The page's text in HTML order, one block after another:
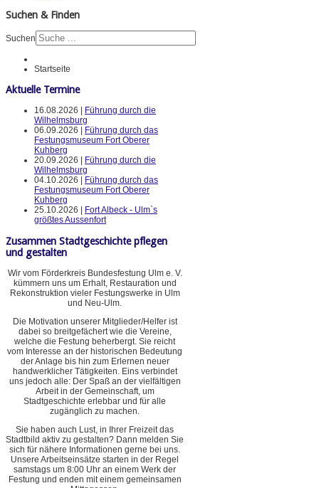
Suchen & Finden
Suchen
Startseite
Aktuelle Termine
16.08.2026 |
Führung durch die
Wilhelmsburg
06.09.2026 |
Führung durch das
Festungsmuseum Fort Oberer
Kuhberg
20.09.2026 |
Führung durch die
Wilhelmsburg
04.10.2026 |
Führung durch das
Festungsmuseum Fort Oberer
Kuhberg
25.10.2026 |
Fort Albeck - Ulm`s
größtes Aussenfort
Zusammen Stadtgeschichte pflegen
und gestalten
Wir vom Förderkreis Bundesfestung Ulm e. V.
kümmern uns um Erhalt, Restauration und
Rekonstruktion vieler Festungswerke in Ulm
und Neu-Ulm.
Die Motivation unserer Mitglieder/Helfer ist
dabei so breitgefächert wie die Vereine,
welche die Festung beherbergt. Sie reicht
vom Interesse an der historischen Bedeutung
der Anlage bis hin zum Erlernen neuer
handwerklicher Tätigkeiten. Eins verbindet
uns jedoch alle: Der Spaß an der vielfältigen
Arbeit in der Gemeinschaft, um
Stadtgeschichte erlebbar und für alle
zugänglich zu machen.
Sie haben auch Lust, in Ihrer Freizeit das
Stadtbild aktiv zu gestalten? Dann melden Sie
sich für nähere Informationen gerne bei uns.
Unsere Arbeitseinsätze starten in der Regel
samstags um 8:00 Uhr an einem Werk der
Festung und enden mit einem gemeinsamen